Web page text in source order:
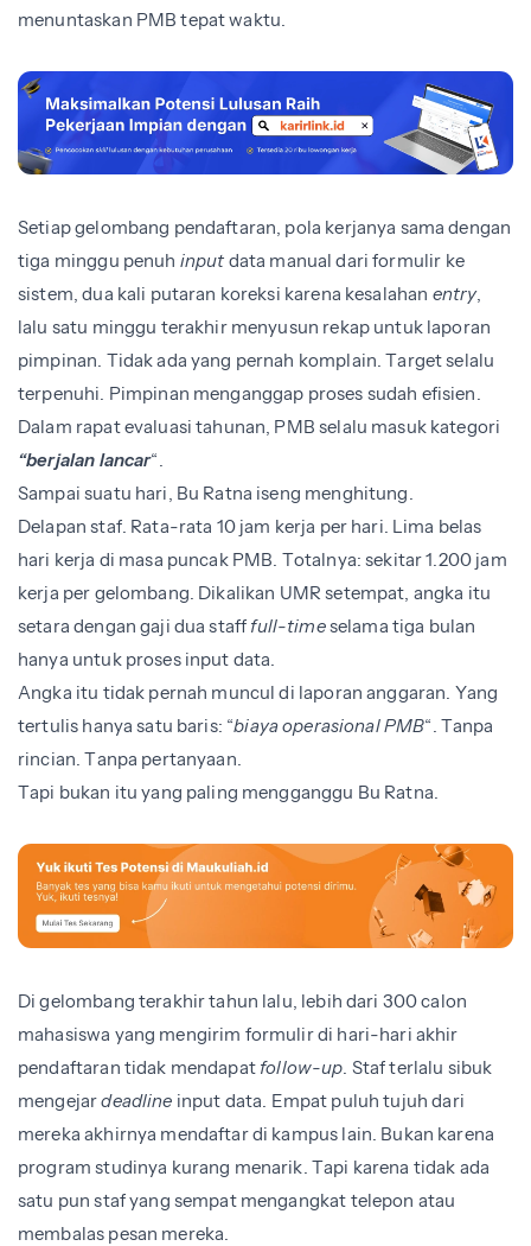
menuntaskan PMB tepat waktu.
Setiap gelombang pendaftaran, pola kerjanya sama dengan
tiga minggu penuh input data manual dari formulir ke
sistem, dua kali putaran koreksi karena kesalahan entry,
lalu satu minggu terakhir menyusun rekap untuk laporan
pimpinan. Tidak ada yang pernah komplain. Target selalu
terpenuhi. Pimpinan menganggap proses sudah efisien.
Dalam rapat evaluasi tahunan, PMB selalu masuk kategori
“berjalan lancar“.
Sampai suatu hari, Bu Ratna iseng menghitung.
Delapan staf. Rata-rata 10 jam kerja per hari. Lima belas
hari kerja di masa puncak PMB. Totalnya: sekitar 1.200 jam
kerja per gelombang. Dikalikan UMR setempat, angka itu
setara dengan gaji dua staff full-timeselama tiga bulan
hanya untuk proses input data.
Angka itu tidak pernah muncul di laporan anggaran. Yang
tertulis hanya satu baris: “biaya operasional PMB“. Tanpa
rincian. Tanpa pertanyaan.
Tapi bukan itu yang paling mengganggu Bu Ratna.
Di gelombang terakhir tahun lalu, lebih dari 300 calon
mahasiswa yang mengirim formulir di hari-hari akhir
pendaftaran tidak mendapatfollow-up . Staf terlalu sibuk
mengejardeadline input data. Empat puluh tujuh dari
mereka akhirnya mendaftar di kampus lain. Bukan karena
program studinya kurang menarik. Tapi karena tidak ada
satu pun staf yang sempat mengangkat telepon atau
membalas pesan mereka.